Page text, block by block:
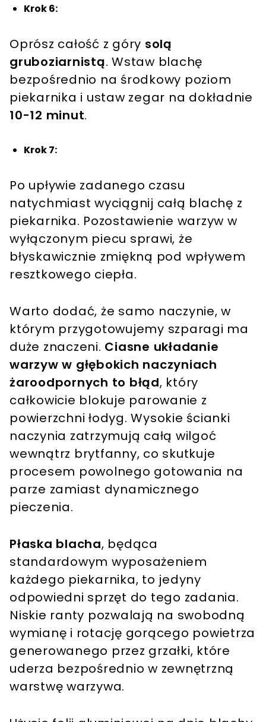
Krok 6:
Oprósz całość z góry solą
gruboziarnistą. Wstaw blachę
bezpośrednio na środkowy poziom
piekarnika i ustaw zegar na dokładnie
10-12 minut.
Krok 7:
Po upływie zadanego czasu
natychmiast wyciągnij całą blachę z
piekarnika. Pozostawienie warzyw w
wyłączonym piecu sprawi, że
błyskawicznie zmiękną pod wpływem
resztkowego ciepła.
Warto dodać, że samo naczynie, w
którym przygotowujemy szparagi ma
duże znaczeni. Ciasne układanie
warzyw w głębokich naczyniach
żaroodpornych to błąd, który
całkowicie blokuje parowanie z
powierzchni łodyg. Wysokie ścianki
naczynia zatrzymują całą wilgoć
wewnątrz brytfanny, co skutkuje
procesem powolnego gotowania na
parze zamiast dynamicznego
pieczenia.
Płaska blacha, będąca
standardowym wyposażeniem
każdego piekarnika, to jedyny
odpowiedni sprzęt do tego zadania.
Niskie ranty pozwalają na swobodną
wymianę i rotację gorącego powietrza
generowanego przez grzałki, które
uderza bezpośrednio w zewnętrzną
warstwę warzywa.